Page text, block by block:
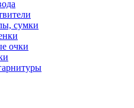
сумки
очки